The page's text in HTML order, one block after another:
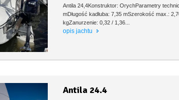
Antila 24,4Konstruktor: OrychParametry
mDługość kadłuba: 7,35 mSzerokość max.:
kgZanurzenie: 0,32 / 1,36...
opis jachtu
Antila 24.4